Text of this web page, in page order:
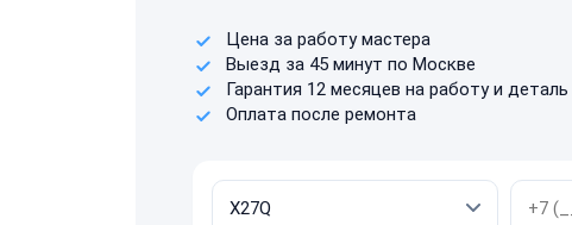
Цена за работу мастера
Выезд за 45 минут по Москве
Гарантия 12 месяцев на работу и деталь
Оплата после ремонта